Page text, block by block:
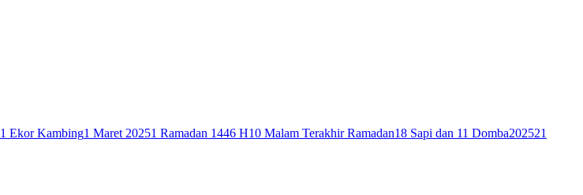
1 Ekor Kambing1 Maret 20251 Ramadan 1446 H10 Malam Terakhir Ramadan18 Sapi dan 11 Domba202521